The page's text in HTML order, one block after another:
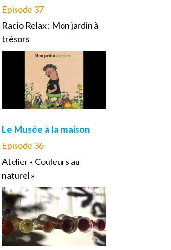
Episode 37
Radio Relax : Mon jardin à
trésors
Le Musée à la maison
Episode 36
Atelier « Couleurs au
naturel »